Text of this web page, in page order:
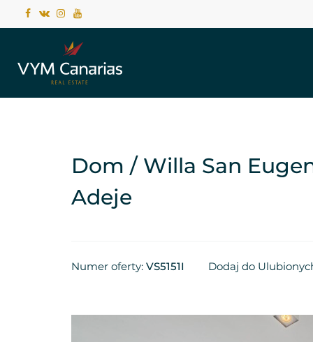
Dom / Willa San
Adeje
Numer oferty: VS5151I Dodaj do